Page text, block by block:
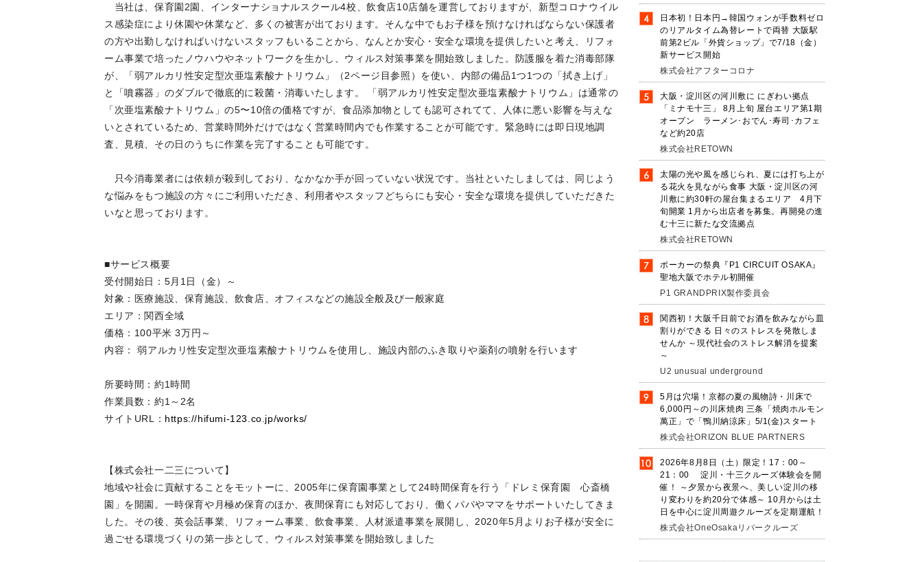
当社は、保育園2園、インターナショナルスクール4校、飲食店10店舗を運営しておりますが、新型コロナウイル
ス感染症により休園や休業など、多くの被害が出ております。そんな中でもお子様を預けなければならない保護者
の方や出勤しなければいけないスタッフもいることから、なんとか安心・安全な環境を提供したいと考え、リフォ
ーム事業で培ったノウハウやネットワークを生かし、ウィルス対策事業を開始致しました。防護服を着た消毒部隊
が、「弱アルカリ性安定型次亜塩素酸ナトリウム」（2ページ目参照）を使い、内部の備品1つ1つの「拭き上げ」
と「噴霧器」のダブルで徹底的に殺菌・消毒いたします。 「弱アルカリ性安定型次亜塩素酸ナトリウム」は通常の
「次亜塩素酸ナトリウム」の5〜10倍の価格ですが、食品添加物としても認可されてて、人体に悪い影響を与えな
いとされているため、営業時間外だけではなく営業時間内でも作業することが可能です。緊急時には即日現地調
査、見積、その日のうちに作業を完了することも可能です。
只今消毒業者には依頼が殺到しており、なかなか手が回っていない状況です。当社といたしましては、同じよう
な悩みをもつ施設の方々にご利用いただき、利用者やスタッフどちらにも安心・安全な環境を提供していただきた
いなと思っております。
■サービス概要
受付開始日：5月1日（金）～
対象：医療施設、保育施設、飲食店、オフィスなどの施設全般及び一般家庭
エリア：関西全域
価格：100平米 3万円～
内容： 弱アルカリ性安定型次亜塩素酸ナトリウムを使用し、施設内部のふき取りや薬剤の噴射を行います
所要時間：約1時間
作業員数：約1～2名
サイトURL： https://hifumi-123.co.jp/works/
【株式会社一二三について】
地域や社会に貢献することをモットーに、2005年に保育園事業として24時間保育を行う「ドレミ保育園 心斎橋
園」を開園。一時保育や月極め保育のほか、夜間保育にも対応しており、働くパパやママをサポートいたしてきま
した。その後、英会話事業、リフォーム事業、飲食事業、人材派遣事業を展開し、2020年5月よりお子様が安全に
過ごせる環境づくりの第一歩として、ウィルス対策事業を開始致しました
日本初！日本円→韓国ウォンが手数料ゼロ
のリアルタイム為替レートで両替 大阪駅
前第2ビル「外貨ショップ」で7/18（金）
新サービス開始
株式会社アフターコロナ
大阪・淀川区の河川敷に にぎわい拠点
「ミナモ十三」 8月上旬 屋台エリア第1期
オープン ラーメン･おでん･寿司･カフェ
など約20店
株式会社RETOWN
太陽の光や風を感じられ、夏には打ち上が
る花火を見ながら食事 大阪・淀川区の河
川敷に約30軒の屋台集まるエリア 4月下
旬開業 1月から出店者を募集。再開発の進
む十三に新たな交流拠点
株式会社RETOWN
ポーカーの祭典『P1 CIRCUIT OSAKA』
聖地大阪でホテル初開催
P1 GRANDPRIX製作委員会
関西初！大阪千日前でお酒を飲みながら皿
割りができる 日々のストレスを発散しま
せんか ～現代社会のストレス解消を提案
～
U2 unusual underground
5月は穴場！京都の夏の風物詩・川床で
6,000円～の川床焼肉 三条「焼肉ホルモン
萬正」で「鴨川納涼床」5/1(金)スタート
株式会社ORIZON BLUE PARTNERS
2026年8月8日（土）限定！17：00～
21：00 淀川・十三クルーズ体験会を開
催！ ～夕景から夜景へ、美しい淀川の移
り変わりを約20分で体感～ 10月からは土
日を中心に淀川周遊クルーズを定期運航！
株式会社OneOsakaリバークルーズ